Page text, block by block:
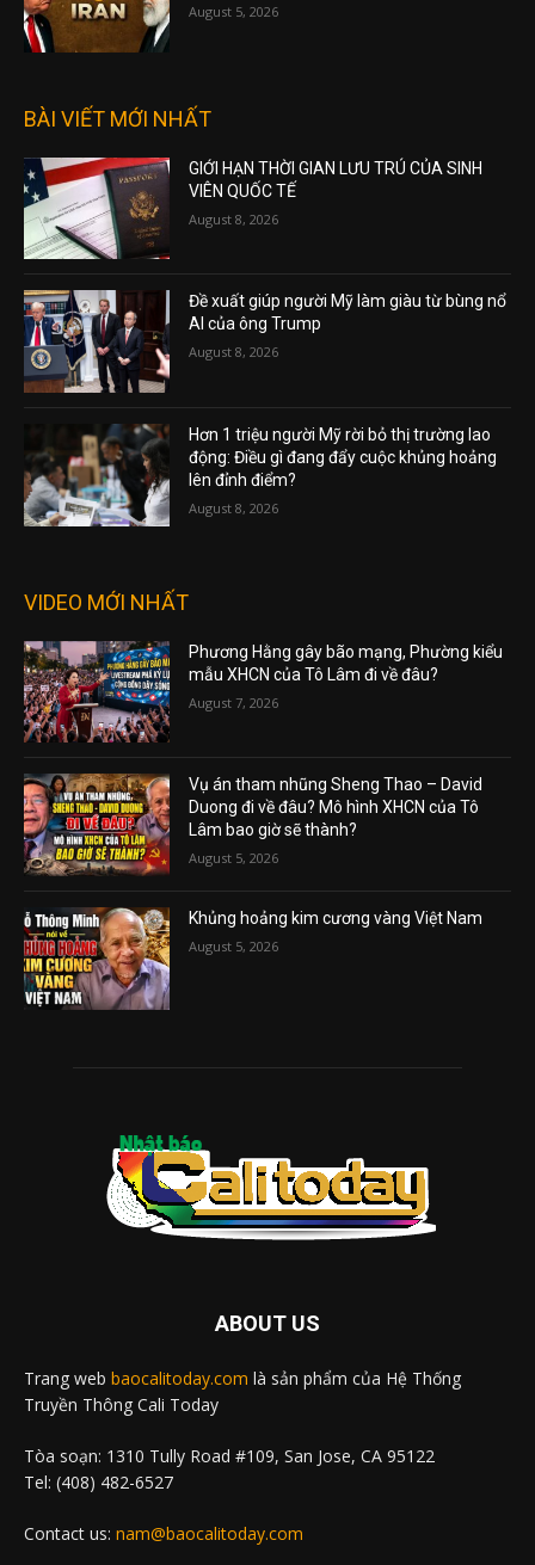
August 5, 2026
BÀI VIẾT MỚI NHẤT
GIỚI HẠN THỜI GIAN LƯU TRÚ CỦA SINH
VIÊN QUỐC TẾ
August 8, 2026
Đề xuất giúp người Mỹ làm giàu từ bùng nổ
AI của ông Trump
August 8, 2026
Hơn 1 triệu người Mỹ rời bỏ thị trường lao
động: Điều gì đang đẩy cuộc khủng hoảng
lên đỉnh điểm?
August 8, 2026
VIDEO MỚI NHẤT
Phương Hằng gây bão mạng, Phường kiểu
mẫu XHCN của Tô Lâm đi về đâu?
August 7, 2026
Vụ án tham nhũng Sheng Thao – David
Duong đi về đâu? Mô hình XHCN của Tô
Lâm bao giờ sẽ thành?
August 5, 2026
Khủng hoảng kim cương vàng Việt Nam
August 5, 2026
ABOUT US
Trang web baocalitoday.com là sản phẩm của Hệ Thống
Truyền Thông Cali Today
Tòa soạn: 1310 Tully Road #109, San Jose, CA 95122
Tel: (408) 482-6527
Contact us: nam@baocalitoday.com